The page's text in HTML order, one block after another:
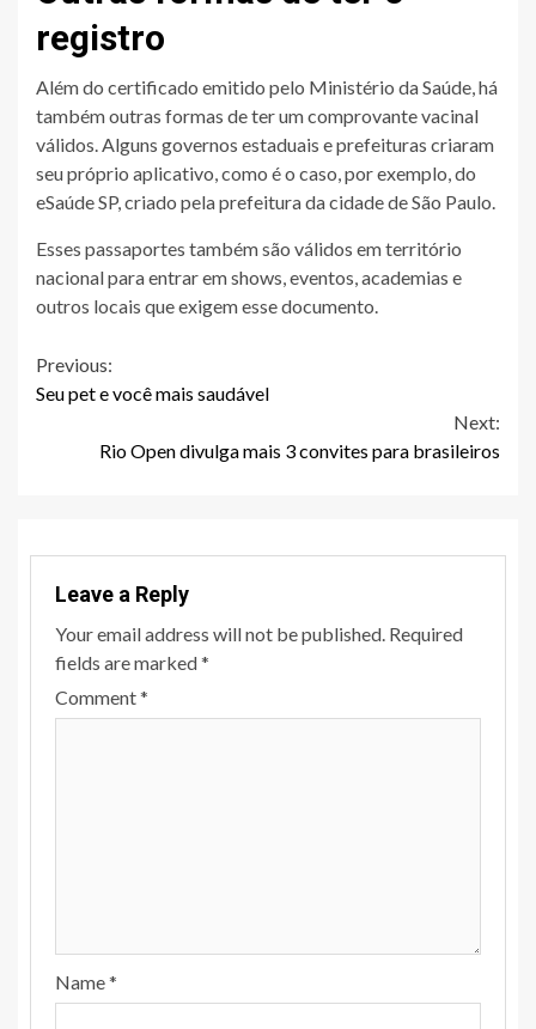
registro
Além do certificado emitido pelo Ministério da Saúde, há
também outras formas de ter um comprovante vacinal
válidos. Alguns governos estaduais e prefeituras criaram
seu próprio aplicativo, como é o caso, por exemplo, do
eSaúde SP, criado pela prefeitura da cidade de São Paulo.
Esses passaportes também são válidos em território
nacional para entrar em shows, eventos, academias e
outros locais que exigem esse documento.
Continue
Previous:
Seu pet e você mais saudável
Next:
Rio Open divulga mais 3 convites para brasileiros
Leave a Reply
Your email address will not be published. Required
fields are marked*
Comment*
Name*